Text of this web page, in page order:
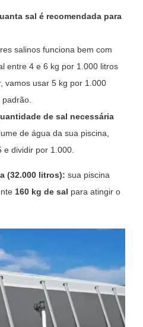
sal é recomendada para
salinos funciona bem com
entre 4 e 6 kg por 1.000 litros
vamos usar 5 kg por 1.000
de sal necessária
de água da sua piscina,
e dividir por 1.000.
(32.000 litros): sua piscina
160 kg de sal para atingir o